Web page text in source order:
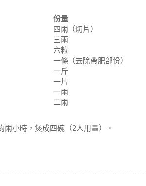
份量
四兩（切片）
三兩
六粒
一條（去除帶肥部份）
一斤
一片
一兩
二兩
兩小時，煲成四碗（2人用量）。